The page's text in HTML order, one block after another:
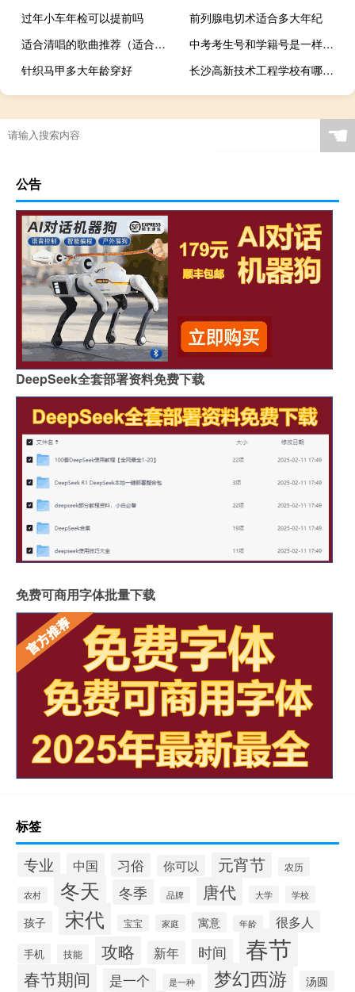
过年小车年检可以提前吗
前列腺电切术适合多大年纪
适合清唱的歌曲推荐（适合清唱的歌）
中考考生号和学籍号是一样的吗
针织马甲多大年龄穿好
长沙高新技术工程学校有哪些专业
☚
公告
DeepSeek全套部署资料免费下载
免费可商用字体批量下载
标签
专业 中国 习俗 你可以 元宵节 农历
农村 冬天 冬季 品牌 唐代 大学 学校
孩子 宋代 宝宝 家庭 寓意 年龄 很多人
手机 技能 攻略 新年 时间 春节
春节期间 是一个 是一种 梦幻西游 汤圆